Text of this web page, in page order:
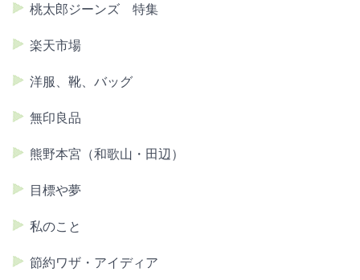
桃太郎ジーンズ 特集
楽天市場
洋服、靴、バッグ
無印良品
熊野本宮（和歌山・田辺）
目標や夢
私のこと
節約ワザ・アイディア